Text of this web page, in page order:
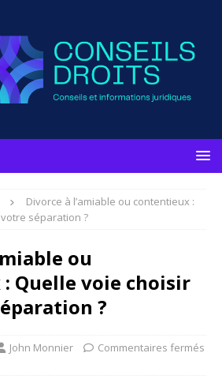
Divorce à l’amiable ou contentieux :
séparation ?
ou
Quelle voie choisir
?
John Monnier Commentaires fermés